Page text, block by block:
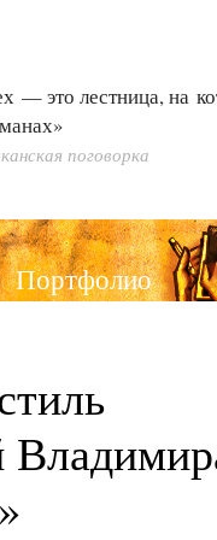
— это лестница, на
поговорка
Портфолио